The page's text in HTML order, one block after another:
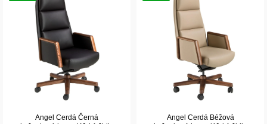
Angel Cerdá Černá
Angel Cerdá Béžová